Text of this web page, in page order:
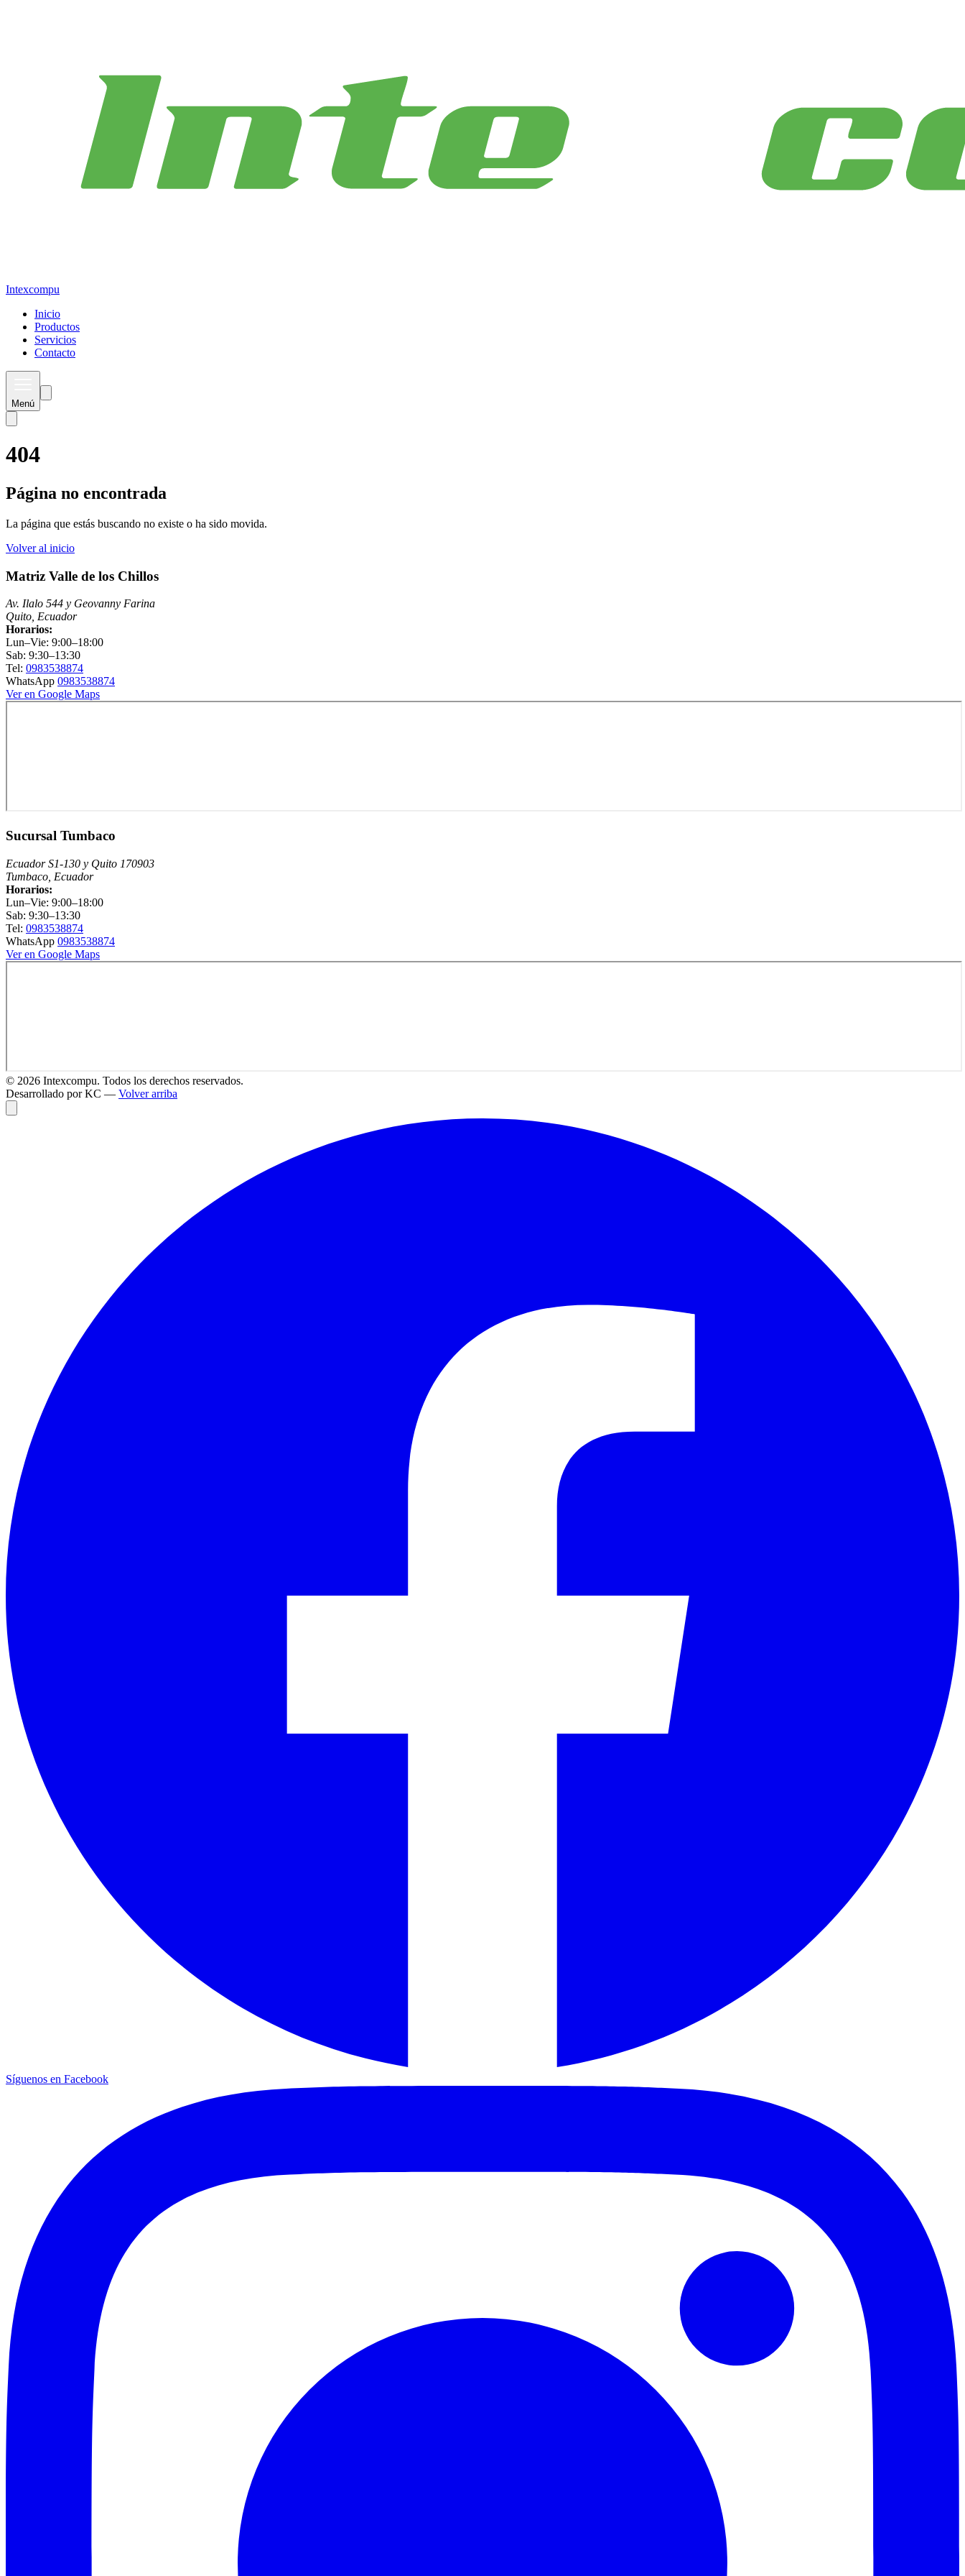
Intexcompu
Inicio
Productos
Servicios
Contacto
Menú
404
Página no encontrada
La página que estás buscando no existe o ha sido movida.
Volver al inicio
Matriz Valle de los Chillos
Av. Ilalo 544 y Geovanny Farina
Quito, Ecuador
Horarios:
Lun–Vie: 9:00–18:00
Sab: 9:30–13:30
Tel: 0983538874
WhatsApp 0983538874
Ver en Google Maps
Sucursal Tumbaco
Ecuador S1-130 y Quito 170903
Tumbaco, Ecuador
Horarios:
Lun–Vie: 9:00–18:00
Sab: 9:30–13:30
Tel: 0983538874
WhatsApp 0983538874
Ver en Google Maps
© 2026 Intexcompu. Todos los derechos reservados.
Desarrollado por KC — Volver arriba
Síguenos en Facebook